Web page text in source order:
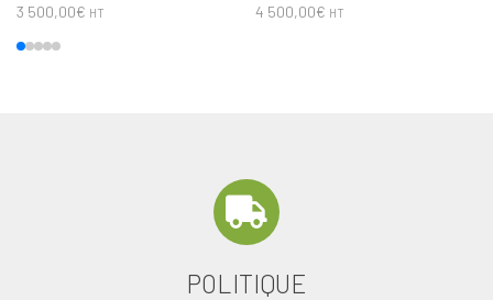
3 500,00€ HT
4 500,00€ HT
POLITIQUE